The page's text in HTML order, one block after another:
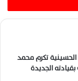
تكرم محمد
الجديدة